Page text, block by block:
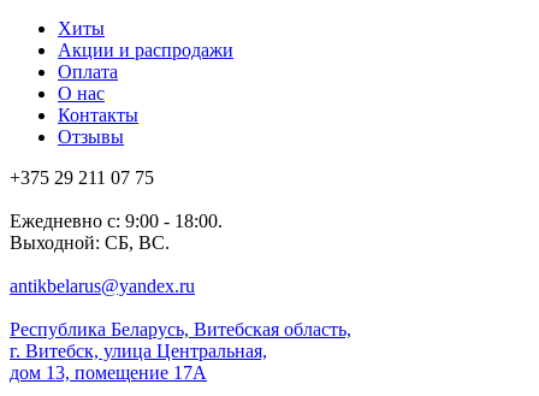
Хиты
Акции и распродажи
Оплата
О нас
Контакты
Отзывы
+375 29 211 07 75
Ежедневно с: 9:00 - 18:00.
Выходной: СБ, ВС.
antikbelarus@yandex.ru
Республика Беларусь, Витебская область,
г. Витебск, улица Центральная,
дом 13, помещение 17А